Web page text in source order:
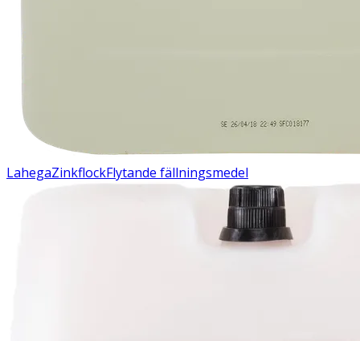
LahegaZinkflockFlytande fällningsmedel